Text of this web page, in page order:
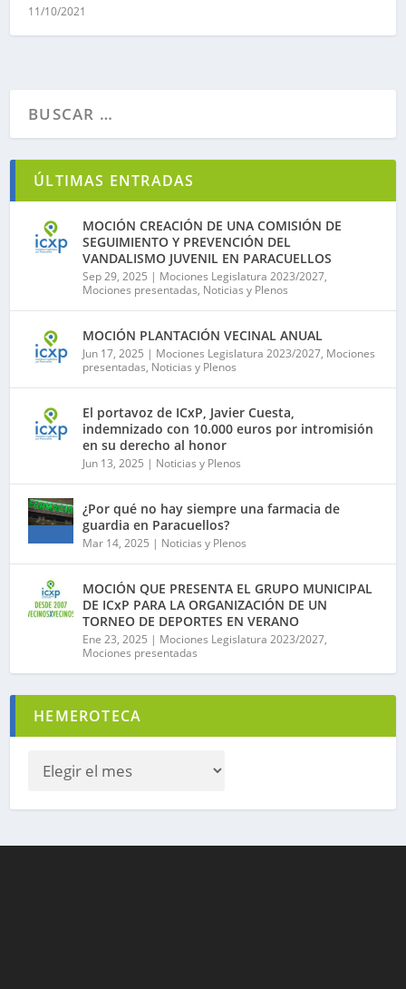
11/10/2021
ÚLTIMAS ENTRADAS
MOCIÓN CREACIÓN DE UNA COMISIÓN DE
SEGUIMIENTO Y PREVENCIÓN DEL
VANDALISMO JUVENIL EN PARACUELLOS
Sep 29, 2025 | Mociones Legislatura 2023/2027,
Mociones presentadas, Noticias y Plenos
MOCIÓN PLANTACIÓN VECINAL ANUAL
Jun 17, 2025 | Mociones Legislatura 2023/2027, Mociones
presentadas, Noticias y Plenos
El portavoz de ICxP, Javier Cuesta,
indemnizado con 10.000 euros por intromisión
en su derecho al honor
Jun 13, 2025 | Noticias y Plenos
¿Por qué no hay siempre una farmacia de
guardia en Paracuellos?
Mar 14, 2025 | Noticias y Plenos
MOCIÓN QUE PRESENTA EL GRUPO MUNICIPAL
DE ICxP PARA LA ORGANIZACIÓN DE UN
TORNEO DE DEPORTES EN VERANO
Ene 23, 2025 | Mociones Legislatura 2023/2027,
Mociones presentadas
HEMEROTECA